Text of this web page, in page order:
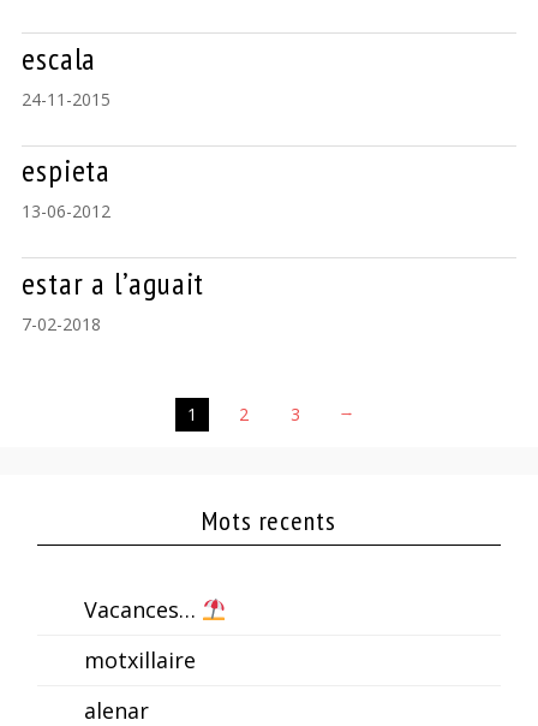
escala
24-11-2015
espieta
13-06-2012
estar a l’aguait
7-02-2018
1 2 3 →
Mots recents
Vacances…
motxillaire
alenar